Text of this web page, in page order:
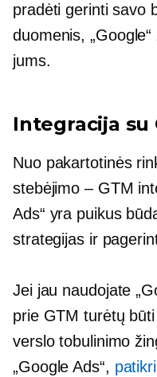
pradėti gerinti savo
duomenis,
jums.
Integracija su
Nuo pakartotinės
stebėjimo – GTM
Ads“ yra puikus
strategijas ir
Jei jau naudojate
prie GTM turėtų
verslo tobulinimo
„Google Ads“,